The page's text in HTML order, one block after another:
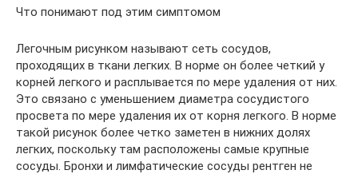
Что понимают под этим симптомом
Легочным рисунком называют сеть сосудов,
проходящих в ткани легких. В норме он более четкий у
корней легкого и расплывается по мере удаления от них.
Это связано с уменьшением диаметра сосудистого
просвета по мере удаления их от корня легкого. В норме
такой рисунок более четко заметен в нижних долях
легких, поскольку там расположены самые крупные
сосуды. Бронхи и лимфатические сосуды рентген не